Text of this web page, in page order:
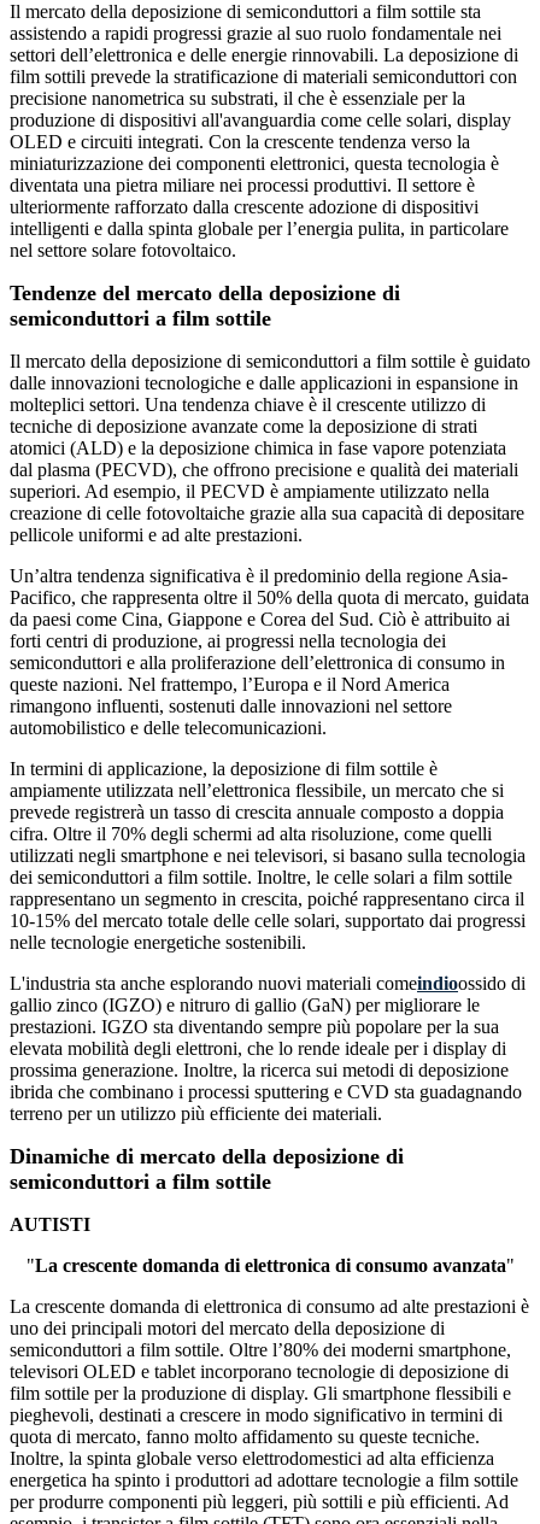
Il mercato della deposizione di semiconduttori a film sottile sta
assistendo a rapidi progressi grazie al suo ruolo fondamentale nei
settori dell’elettronica e delle energie rinnovabili. La deposizione di
film sottili prevede la stratificazione di materiali semiconduttori con
precisione nanometrica su substrati, il che è essenziale per la
produzione di dispositivi all'avanguardia come celle solari, display
OLED e circuiti integrati. Con la crescente tendenza verso la
miniaturizzazione dei componenti elettronici, questa tecnologia è
diventata una pietra miliare nei processi produttivi. Il settore è
ulteriormente rafforzato dalla crescente adozione di dispositivi
intelligenti e dalla spinta globale per l’energia pulita, in particolare
nel settore solare fotovoltaico.
Tendenze del mercato della deposizione di
semiconduttori a film sottile
Il mercato della deposizione di semiconduttori a film sottile è guidato
dalle innovazioni tecnologiche e dalle applicazioni in espansione in
molteplici settori. Una tendenza chiave è il crescente utilizzo di
tecniche di deposizione avanzate come la deposizione di strati
atomici (ALD) e la deposizione chimica in fase vapore potenziata
dal plasma (PECVD), che offrono precisione e qualità dei materiali
superiori. Ad esempio, il PECVD è ampiamente utilizzato nella
creazione di celle fotovoltaiche grazie alla sua capacità di depositare
pellicole uniformi e ad alte prestazioni.
Un’altra tendenza significativa è il predominio della regione Asia-
Pacifico, che rappresenta oltre il 50% della quota di mercato, guidata
da paesi come Cina, Giappone e Corea del Sud. Ciò è attribuito ai
forti centri di produzione, ai progressi nella tecnologia dei
semiconduttori e alla proliferazione dell’elettronica di consumo in
queste nazioni. Nel frattempo, l’Europa e il Nord America
rimangono influenti, sostenuti dalle innovazioni nel settore
automobilistico e delle telecomunicazioni.
In termini di applicazione, la deposizione di film sottile è
ampiamente utilizzata nell’elettronica flessibile, un mercato che si
prevede registrerà un tasso di crescita annuale composto a doppia
cifra. Oltre il 70% degli schermi ad alta risoluzione, come quelli
utilizzati negli smartphone e nei televisori, si basano sulla tecnologia
dei semiconduttori a film sottile. Inoltre, le celle solari a film sottile
rappresentano un segmento in crescita, poiché rappresentano circa il
10-15% del mercato totale delle celle solari, supportato dai progressi
nelle tecnologie energetiche sostenibili.
L'industria sta anche esplorando nuovi materiali comeindioossido di
gallio zinco (IGZO) e nitruro di gallio (GaN) per migliorare le
prestazioni. IGZO sta diventando sempre più popolare per la sua
elevata mobilità degli elettroni, che lo rende ideale per i display di
prossima generazione. Inoltre, la ricerca sui metodi di deposizione
ibrida che combinano i processi sputtering e CVD sta guadagnando
terreno per un utilizzo più efficiente dei materiali.
Dinamiche di mercato della deposizione di
semiconduttori a film sottile
AUTISTI
"La crescente domanda di elettronica di consumo avanzata"
La crescente domanda di elettronica di consumo ad alte prestazioni è
uno dei principali motori del mercato della deposizione di
semiconduttori a film sottile. Oltre l’80% dei moderni smartphone,
televisori OLED e tablet incorporano tecnologie di deposizione di
film sottile per la produzione di display. Gli smartphone flessibili e
pieghevoli, destinati a crescere in modo significativo in termini di
quota di mercato, fanno molto affidamento su queste tecniche.
Inoltre, la spinta globale verso elettrodomestici ad alta efficienza
energetica ha spinto i produttori ad adottare tecnologie a film sottile
per produrre componenti più leggeri, più sottili e più efficienti. Ad